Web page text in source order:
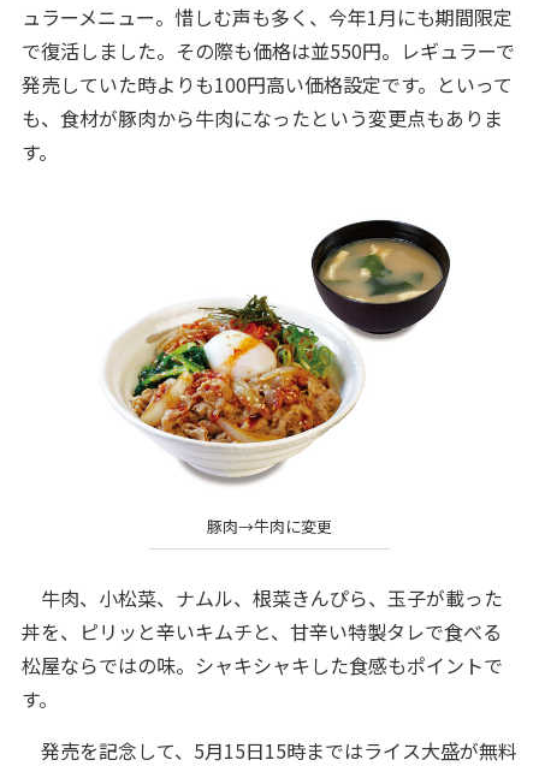
ュラーメニュー。惜しむ声も多く、今年1月にも期間限定
で復活しました。その際も価格は並550円。レギュラーで
発売していた時よりも100円高い価格設定です。といって
も、食材が豚肉から牛肉になったという変更点もありま
す。
豚肉→牛肉に変更
牛肉、小松菜、ナムル、根菜きんぴら、玉子が載った
丼を、ピリッと辛いキムチと、甘辛い特製タレで食べる
松屋ならではの味。シャキシャキした食感もポイントで
す。
発売を記念して、5月15日15時まではライス大盛が無料